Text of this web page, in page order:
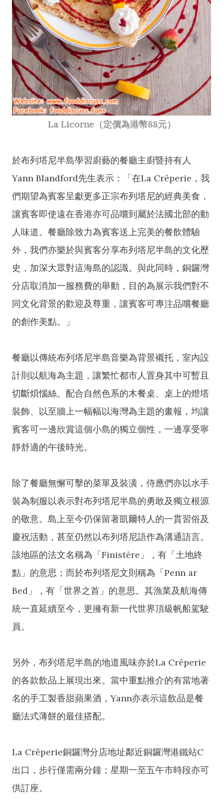
La Licorne（定價為港幣88元）
於布列塔尼半島學習廚藝的餐廳主廚暨持有人
Yann Blandford先生表示：「在La Crêperie，我
們期望為賓客呈獻更多正宗布列塔尼的經典美食，
讓賓客即使遠在香港亦可品嚐到屬於法國北部的動
人味道。餐廳除致力為賓客送上完美的餐飲體驗
外，我們亦樂於與賓客分享布列塔尼半島的文化歷
史，加深大眾對這海島的認識。與此同時，銅鑼灣
分店取消加一服務費的舉動，目的為展示我們對不
同文化背景的歡迎及尊重，讓賓客可專注品嚐餐廳
的創作美點。」
餐廳以傳統布列塔尼半島音樂為背景襯托，室內設
計則以航海為主題，讓繁忙都市人置身其中可暫且
切斷煩惱絲。配合自然色系的木餐桌、桌上的燈塔
裝飾、以至牆上一幅幅以海灣為主題的畫報，均讓
賓客可一邊欣賞這個小島的獨立個性，一邊享受寧
靜舒適的午後時光。
除了餐廳無懈可擊的菜單及裝潢，侍應們亦以水手
裝為制服以表示對布列塔尼半島的勇敢及獨立根源
的敬意。島上至今仍保留著凱爾特人的一貫習俗及
慶祝活動，甚至仍然以布列塔尼語作為溝通語言。
該地區的法文名稱為「Finistère」，有「土地終
點」的意思；而於布列塔尼文則稱為「Penn ar
Bed」，有「世界之首」的意思。其漁業及航海傳
統一直延續至今，更擁有新一代世界頂級帆船駕駛
員。
另外，布列塔尼半島的地道風味亦於La Crêperie
的各款飲品上展現出來。當中重點推介的有當地著
名的手工製香甜蘋果酒，Yann亦表示這飲品是餐
廳法式薄餅的最佳搭配。
La Crêperie銅鑼灣分店地址鄰近銅鑼灣港鐵站C
出口，步行僅需兩分鐘；星期一至五午市時段亦可
供訂座。